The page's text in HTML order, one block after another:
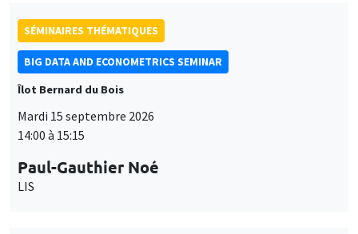
SÉMINAIRES THÉMATIQUES
BIG DATA AND ECONOMETRICS SEMINAR
Îlot Bernard du Bois
Mardi 15 septembre 2026
14:00 à 15:15
Paul-Gauthier Noé
LIS